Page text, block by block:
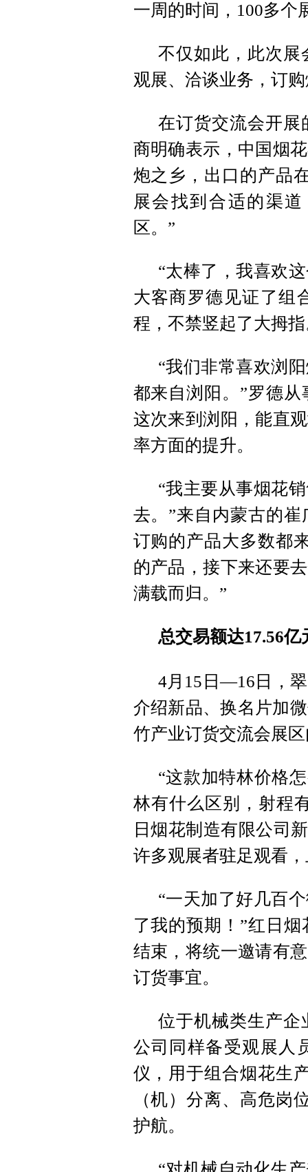
一周的时间，100多个
不仅如此，此次展
观展、洽谈业务，订
在订货交流会开展
商明确表示，中国烟
炮之乡，出口的产品
展会找到合适的渠
区。”
“太棒了，我喜欢
大客商罗德见证了组
程，不禁竖起了大拇
“我们非常喜欢浏
都来自浏阳。”罗德
这次来到浏阳，能直
率方面的提升。
“我主要从事烟花
去。”来自内蒙古的
订购的产品大多数都
的产品，接下来还要
满载而归。”
总交易额达17.56亿
4月15日—16日，
介绍新品、换名片加
竹产业订货交流会展
“这款加特林价格
林有什么区别，射程
日烟花制造有限公司
许多观展者驻足观看
“一天加了好几百
了我的预期！”红日
结束，将统一邀请有
订货事宜。
位于机械类生产企
公司同样备受观展人
仪，用于组合烟花生
（机）分离、高危岗
护航。